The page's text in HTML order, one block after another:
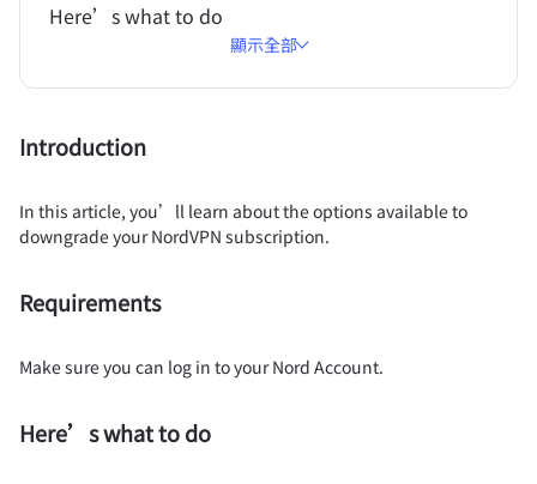
Here’s what to do
顯示全部
Introduction
In this article, you’ll learn about the options available to
downgrade your NordVPN subscription.
Requirements
Make sure you can log in to your Nord Account.
Here’s what to do